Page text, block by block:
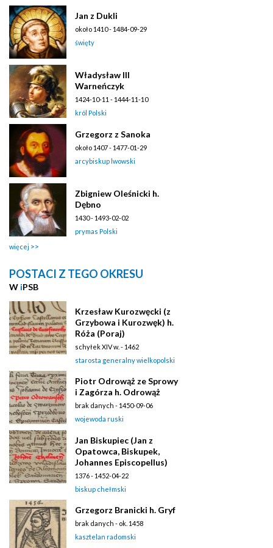
Jan z Dukli
około 1410 - 1484-09-29
święty
Władysław III
Warneńczyk
1424-10-11 - 1444-11-10
król Polski
Grzegorz z Sanoka
około 1407 - 1477-01-29
arcybiskup lwowski
Zbigniew Oleśnicki h.
Dębno
1430 - 1493-02-02
prymas Polski
więcej
POSTACI Z TEGO OKRESU
W iPSB
Krzesław Kurozwęcki (z
Grzybowa i Kurozwęk) h.
Róża (Poraj)
schyłek XIV w. - 1462
starosta generalny wielkopolski
Piotr Odrowąż ze Sprowy
i Zagórza h. Odrowąż
brak danych - 1450-09-06
wojewoda ruski
Jan Biskupiec (Jan z
Opatowca, Biskupek,
Johannes Episcopellus)
1376 - 1452-04-22
biskup chełmski
Grzegorz Branicki h. Gryf
brak danych - ok. 1458
kasztelan radomski